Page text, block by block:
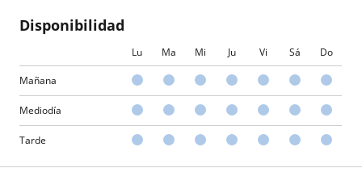
Disponibilidad
Lu Ma Mi Ju Vi Sá Do
Mañana
Mediodía
Tarde